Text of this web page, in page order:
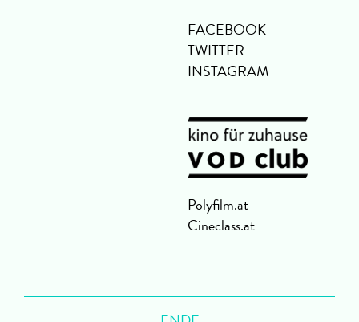
FACEBOOK
TWITTER
INSTAGRAM
Polyfilm.at
Cineclass.at